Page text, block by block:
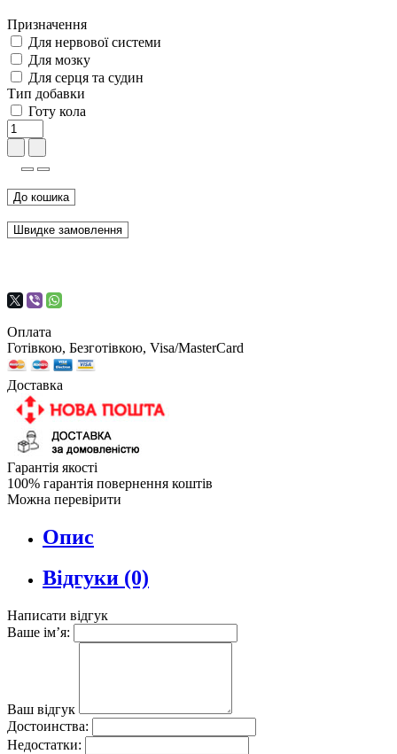
Призначення
Для нервової системи
Для мозку
Для серця та судин
Тип добавки
Готу кола
До кошика
Швидке замовлення
Оплата
Готівкою, Безготівкою, Visa/MasterCard
Доставка
Гарантія якості
100% гарантія повернення коштів
Можна перевірити
Опис
Відгуки (0)
Написати відгук
Ваше ім’я:
Ваш відгук
Достоинства:
Недостатки: